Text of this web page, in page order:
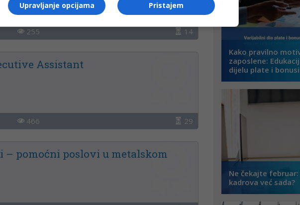
255 14
Assistant
466 29
pomoćni poslovi u metalskom
Kako pravilno
zaposlene:
dijelu plate i
Ne čekajte
kadrova već sada?
Pristajem
Upravljanje opcijama